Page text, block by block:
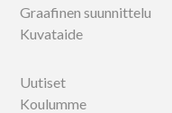
Graafinen suunnittelu
Kuvataide
Uutiset
Koulumme